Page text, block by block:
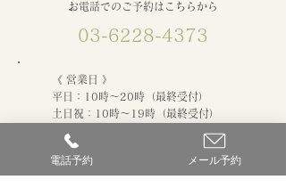
​お電話でのご予約はこちらから
03-6228-4373
《 営業日 》
平日：10時〜20時（最終受付）
土日祝：10時〜19時（最終受付）
電話予約 メール予約